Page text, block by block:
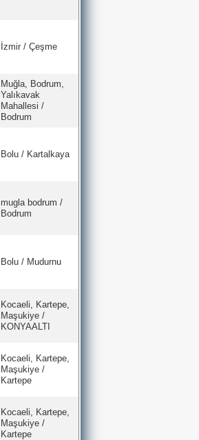
İzmir / Çeşme
Muğla, Bodrum,
Yalıkavak
Mahallesi /
Bodrum
Bolu / Kartalkaya
mugla bodrum /
Bodrum
Bolu / Mudurnu
Kocaeli, Kartepe,
Maşukiye /
KONYAALTI
Kocaeli, Kartepe,
Maşukiye /
Kartepe
Kocaeli, Kartepe,
Maşukiye /
Kartepe